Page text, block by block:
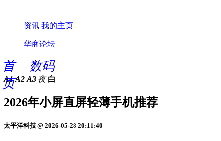
资讯 我的主页
华商论坛
首
页
数码
A1 A2 A3 夜 白
2026年小屏直屏轻薄手机推荐
太平洋科技 @ 2026-05-28 20:11:40